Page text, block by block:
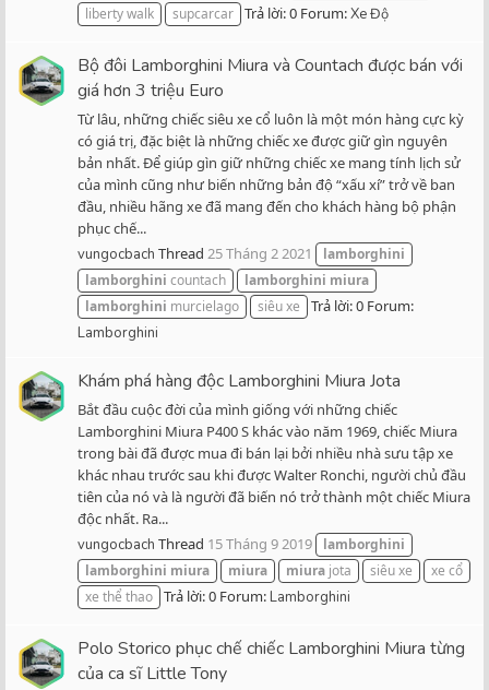
liberty walk
supcarcar Trả lời: 0 Forum:Xe Độ
Bộ đôi Lamborghini Miura và Countach được bán với
giá hơn 3 triệu Euro
Từ lâu, những chiếc siêu xe cổ luôn là một món hàng cực kỳ
có giá trị, đặc biệt là những chiếc xe được giữ gìn nguyên
bản nhất. Để giúp gìn giữ những chiếc xe mang tính lịch sử
của mình cũng như biến những bản độ “xấu xí” trở về ban
đầu, nhiều hãng xe đã mang đến cho khách hàng bộ phận
phục chế...
vungocbach Thread 25 Tháng 2 2021
lamborghini
lamborghini countach lamborghini miura
lamborghini murcielago siêu xe Trả lời: 0 Forum:
Lamborghini
Khám phá hàng độc Lamborghini Miura Jota
Bắt đầu cuộc đời của mình giống với những chiếc
Lamborghini Miura P400 S khác vào năm 1969, chiếc Miura
trong bài đã được mua đi bán lại bởi nhiều nhà sưu tập xe
khác nhau trước sau khi được Walter Ronchi, người chủ đầu
tiên của nó và là người đã biến nó trở thành một chiếc Miura
độc nhất. Ra...
vungocbach Thread 15 Tháng 9 2019
lamborghini
lamborghini miura miura miura jota siêu xe
xe cổ
xe thể thao Trả lời: 0 Forum:Lamborghini
Polo Storico phục chế chiếc Lamborghini Miura từng
của ca sĩ Little Tony